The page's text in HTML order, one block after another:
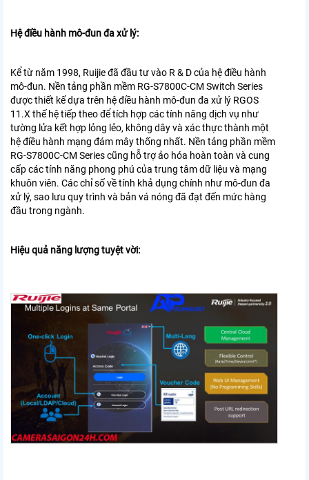
Hệ điều hành mô-đun đa xử lý:
Kể từ năm 1998, Ruijie đã đầu tư vào R & D của hệ điều hành
mô-đun. Nền tảng phần mềm RG-S7800C-CM Switch Series
được thiết kế dựa trên hệ điều hành mô-đun đa xử lý RGOS
11.X thế hệ tiếp theo để tích hợp các tính năng dịch vụ như
tường lửa kết hợp lỏng lẻo, không dây và xác thực thành một
hệ điều hành mạng đám mây thống nhất. Nền tảng phần mềm
RG-S7800C-CM Series cũng hỗ trợ ảo hóa hoàn toàn và cung
cấp các tính năng phong phú của trung tâm dữ liệu và mạng
khuôn viên. Các chỉ số về tính khả dụng chính như mô-đun đa
xử lý, sao lưu quy trình và bản vá nóng đã đạt đến mức hàng
đầu trong ngành.
Hiệu quả năng lượng tuyệt vời: